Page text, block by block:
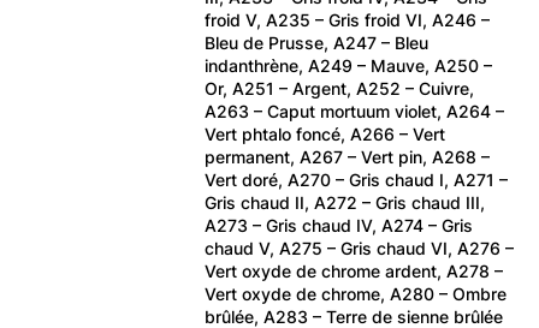
froid V, A235 – Gris froid VI, A246 –
Bleu de Prusse, A247 – Bleu
indanthrène, A249 – Mauve, A250 –
Or, A251 – Argent, A252 – Cuivre,
A263 – Caput mortuum violet, A264 –
Vert phtalo foncé, A266 – Vert
permanent, A267 – Vert pin, A268 –
Vert doré, A270 – Gris chaud I, A271 –
Gris chaud II, A272 – Gris chaud III,
A273 – Gris chaud IV, A274 – Gris
chaud V, A275 – Gris chaud VI, A276 –
Vert oxyde de chrome ardent, A278 –
Vert oxyde de chrome, A280 – Ombre
brûlée, A283 – Terre de sienne brûlée